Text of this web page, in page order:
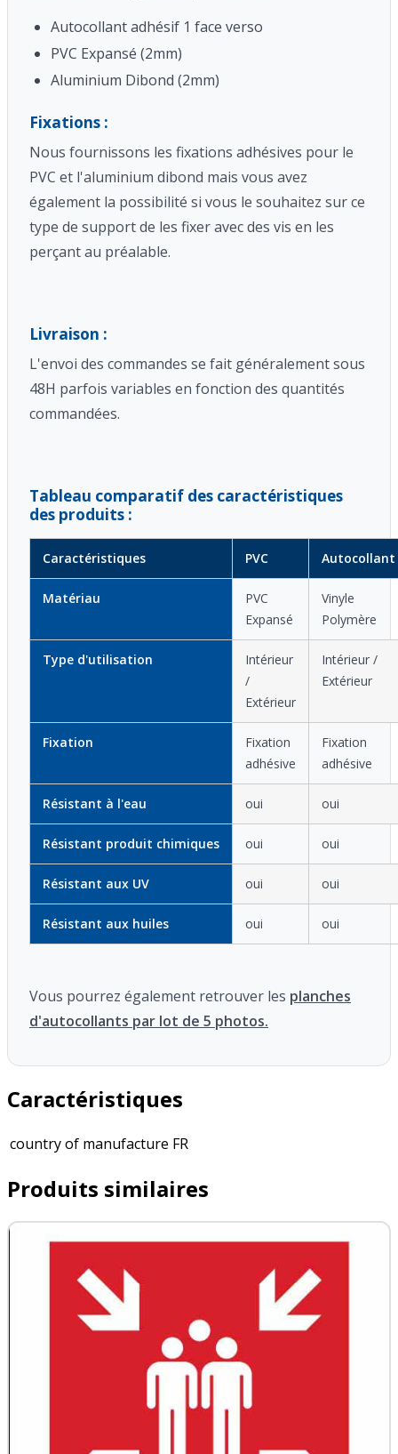
Autocollant adhésif 1 face verso
PVC Expansé (2mm)
Aluminium Dibond (2mm)
Fixations :
Nous fournissons les fixations adhésives pour le
PVC et l'aluminium dibond mais vous avez
également la possibilité si vous le souhaitez sur ce
type de support de les fixer avec des vis en les
perçant au préalable.
Livraison :
L'envoi des commandes se fait généralement sous
48H parfois variables en fonction des quantités
commandées.
Tableau comparatif des caractéristiques
des produits :
Caractéristiques PVC Autocollant
Matériau
PVC
Expansé
Vinyle
Polymère
Type d'utilisation
Intérieur
/
Extérieur
Intérieur /
Extérieur
Fixation
Fixation
adhésive
Fixation
adhésive
Résistant à l'eau oui oui
Résistant produit chimiques oui oui
Résistant aux UV oui oui
Résistant aux huiles oui oui
Vous pourrez également retrouver les planches
d'autocollants par lot de 5 photos.
Caractéristiques
country of manufacture FR
Produits similaires